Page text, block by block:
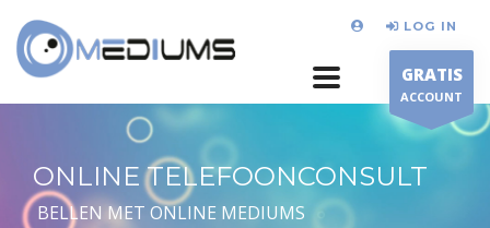
LOG IN
GRATIS
ACCOUNT
ONLINE TELEFOONCONSULT
BELLEN MET ONLINE MEDIUMS